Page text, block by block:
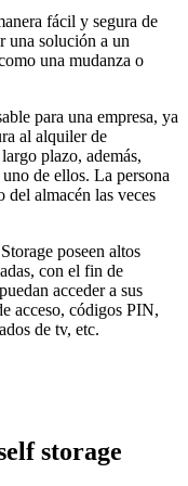
fácil y segura de
una solución a un
una mudanza o
para una empresa, ya
al alquiler de
plazo, además,
de ellos. La persona
del almacén las veces
poseen altos
con el fin de
acceder a sus
acceso, códigos PIN,
de tv, etc.
storage